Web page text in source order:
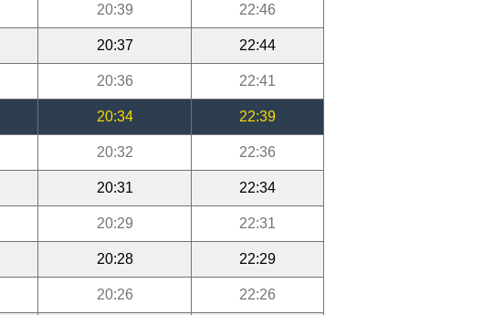
20:39 22:46
20:37 22:44
20:36 22:41
20:34 22:39
20:32 22:36
20:31 22:34
20:29 22:31
20:28 22:29
20:26 22:26